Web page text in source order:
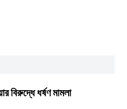
বিরুদ্ধে ধর্ষণ মামলা